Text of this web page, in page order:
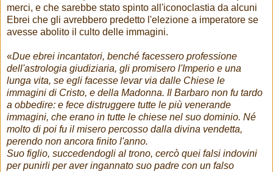
merci, e che sarebbe stato spinto all'iconoclastia da alcuni
Ebrei che gli avrebbero predetto l'elezione a imperatore se
avesse abolito il culto delle immagini.
«Due ebrei incantatori, benché facessero professione
dell'astrologia giudiziaria, gli promisero l'Imperio e una
lunga vita, se egli facesse levar via dalle Chiese le
immagini di Cristo, e della Madonna. Il Barbaro non fu tardo
a obbedire: e fece distruggere tutte le più venerande
immagini, che erano in tutte le chiese nel suo dominio. Né
molto di poi fu il misero percosso dalla divina vendetta,
perendo non ancora finito l'anno.
Suo figlio, succedendogli al trono, cercò quei falsi indovini
per punirli per aver ingannato suo padre con un falso